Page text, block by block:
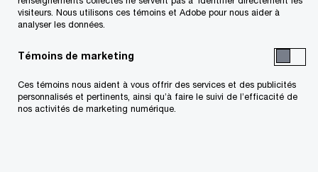
vos idées, vos actions et vos résultats
Découvrez comment
Suivre PwC Canada
visiteurs. Nous utilisons ces témoins et Adobe pour nous aider à
analyser les données.
Témoins de marketing
Ces témoins nous aident à vous offrir des services et des publicités
personnalisés et pertinents, ainsi qu’à faire le suivi de l’efficacité de
nos activités de marketing numérique.